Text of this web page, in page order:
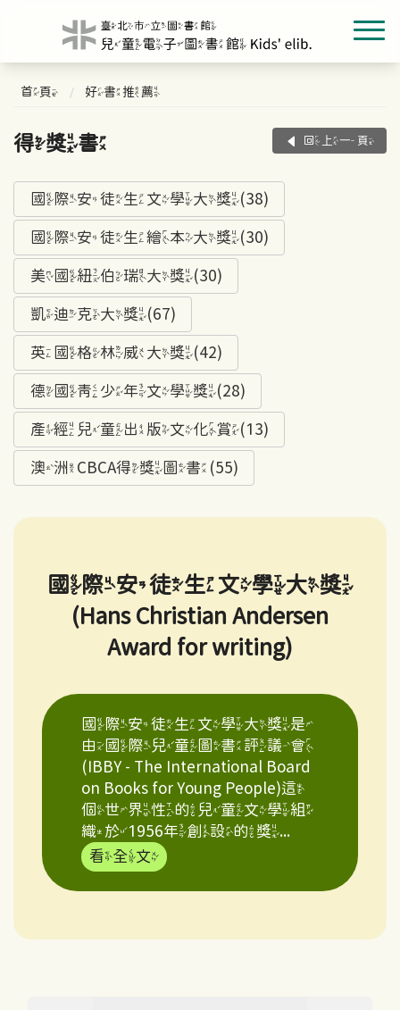
首頁 好書推薦
得獎書 回上一頁
國際安徒生文學大獎(38)
國際安徒生繪本大獎(30)
美國紐伯瑞大獎(30)
凱迪克大獎(67)
英國格林威大獎(42)
德國青少年文學獎(28)
產經兒童出版文化賞(13)
澳洲CBCA得獎圖書(55)
國際安徒生文學大獎
(Hans Christian Andersen
Award for writing)
國際安徒生文學大獎是
由國際兒童圖書評議會
(IBBY - The International Board
on Books for Young People)這
個世界性的兒童文學組
織於1956年創設的獎...
看全文